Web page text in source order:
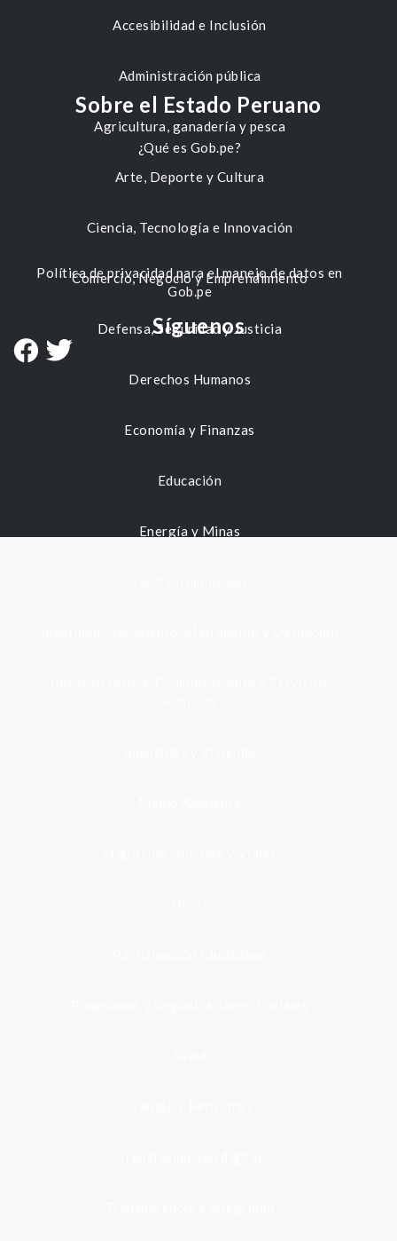
Accesibilidad e Inclusión
Administración pública
Agricultura, ganadería y pesca
Arte, Deporte y Cultura
Ciencia, Tecnología e Innovación
Comercio, Negocio y Emprendimiento
Defensa, Seguridad y Justicia
Derechos Humanos
Economía y Finanzas
Educación
Energía y Minas
Sobre el Estado Peruano
¿Qué es Gob.pe?
Política de privacidad para el manejo de datos en
Gob.pe
Síguenos